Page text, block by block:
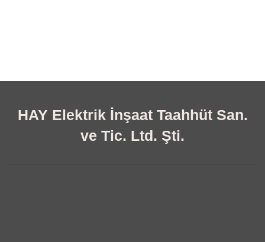
HAY Elektrik İnşaat Taahhüt San.
ve Tic. Ltd. Şti.